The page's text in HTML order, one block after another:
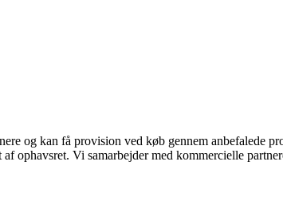
og kan få provision ved køb gennem anbefalede
ophavsret. Vi samarbejder med kommercielle